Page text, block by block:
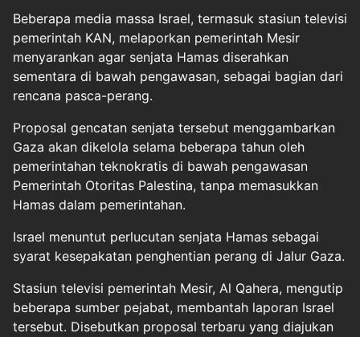
Beberapa media massa Israel, termasuk stasiun televisi
pemerintah KAN, melaporkan pemerintah Mesir
menyarankan agar senjata Hamas diserahkan
sementara di bawah pengawasan, sebagai bagian dari
rencana pasca-perang.
Proposal gencatan senjata tersebut menggambarkan
Gaza akan dikelola selama beberapa tahun oleh
pemerintahan teknokratis di bawah pengawasan
Pemerintah Otoritas Palestina, tanpa memasukkan
Hamas dalam pemerintahan.
Israel menuntut perlucutan senjata Hamas sebagai
syarat kesepakatan penghentian perang di Jalur Gaza.
Stasiun televisi pemerintah Mesir, Al Qahera, mengutip
beberapa sumber pejabat, membantah laporan Israel
tersebut. Disebutkan proposal terbaru yang diajukan